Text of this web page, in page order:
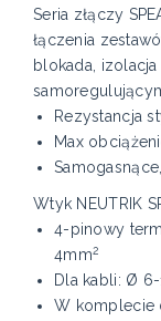
Seria złączy
łączenia
blokada,
Rezystancja
Max
Wtyk NEUTRIK
4-pinowy
4mm2
Dla kabli: Ø 6-
W komplecie